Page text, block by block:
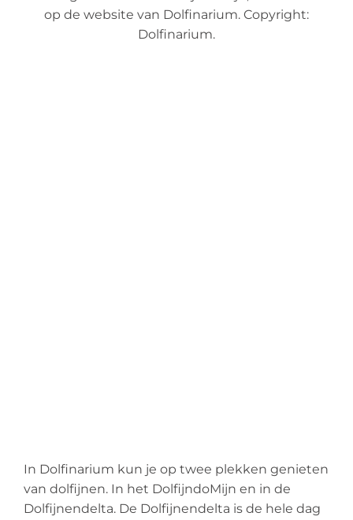
op de website van Dolfinarium. Copyright:
Dolfinarium.
In Dolfinarium kun je op twee plekken genieten
van dolfijnen. In het DolfijndoMijn en in de
Dolfijnendelta. De Dolfijnendelta is de hele dag